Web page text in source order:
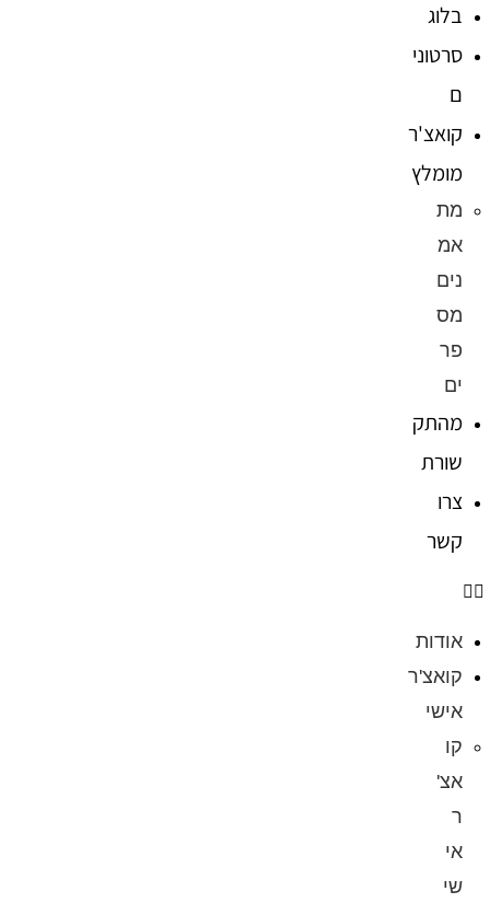
בלוג
סרטוני
ם
קואצ'ר
מומלץ
מת
אמ
נים
מס
פר
ים
מהתק
שורת
צרו
קשר
אודות
קואצ'ר
אישי
קו
אצ'
ר
אי
שי